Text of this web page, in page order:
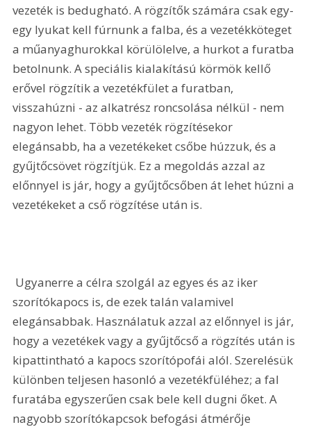
vezeték is bedugható. A rögzítők számára csak egy-
egy lyukat kell fúrnunk a falba, és a vezetékköteget
a műanyaghurokkal körülölelve, a hurkot a furatba
betolnunk. A speciális kialakítású körmök kellő
erővel rögzítik a vezetékfület a furatban,
visszahúzni - az alkatrész roncsolása nélkül - nem
nagyon lehet. Több vezeték rögzítésekor
elegánsabb, ha a vezetékeket csőbe húzzuk, és a
gyűjtőcsövet rögzítjük. Ez a megoldás azzal az
előnnyel is jár, hogy a gyűjtőcsőben át lehet húzni a
vezetékeket a cső rögzítése után is.
szorítókapocs is, de ezek talán valamivel
elegánsabbak. Használatuk azzal az előnnyel is jár,
hogy a vezetékek vagy a gyűjtőcső a rögzítés után is
kipattintható a kapocs szorítópofái alól. Szerelésük
különben teljesen hasonló a vezetékfüléhez; a fal
furatába egyszerűen csak bele kell dugni őket. A
nagyobb szorítókapcsok befogási átmérője